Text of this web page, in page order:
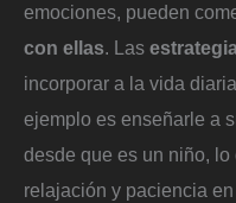
emociones, pueden
con ellas. Las
incorporar a la vida
ejemplo es enseñarle a
desde que es un niño,
relajación y paciencia